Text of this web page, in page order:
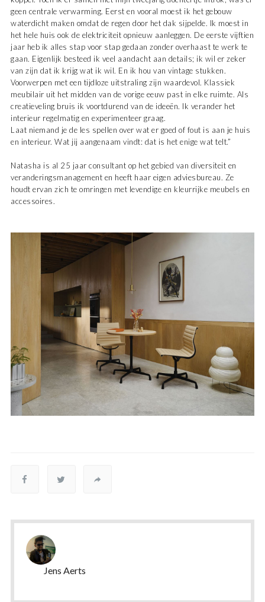
geen centrale verwarming. Eerst en vooral moest ik het gebouw
waterdicht maken omdat de regen door het dak sij­pelde. Ik moest in
het hele huis ook de elektriciteit opnieuw aanleggen. De eerste vijftien
jaar heb ik alles stap voor stap gedaan zonder overhaast te werk te
gaan. Eigenlijk besteed ik veel aandacht aan details; ik wil er zeker
van zijn dat ik krijg wat ik wil. En ik hou van vintage stukken.
Voorwerpen met een tijdloze uitstraling zijn waardevol. Klassiek
meubilair uit het midden van de vorige eeuw past in elke ruimte. Als
creatieveling bruis ik voortdurend van de ideeën. Ik verander het
interieur regelmatig en experimen­teer graag.
Laat niemand je de les spellen over wat er goed of fout is aan je huis
en interieur. Wat jij aangenaam vindt: dat is het enige wat telt.”
Natasha is al 25 jaar consultant op het gebied van diversiteit en
veranderingsmanagement en heeft haar eigen adviesbureau. Ze
houdt ervan zich te omringen met levendige en kleurrijke meubels en
accessoires.
Jens Aerts